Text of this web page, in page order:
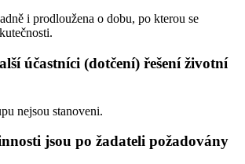
i prodloužena o dobu, po kterou se
účastníci (dotčení) řešení životní
nejsou stanoveni.
jsou po žadateli požadovány